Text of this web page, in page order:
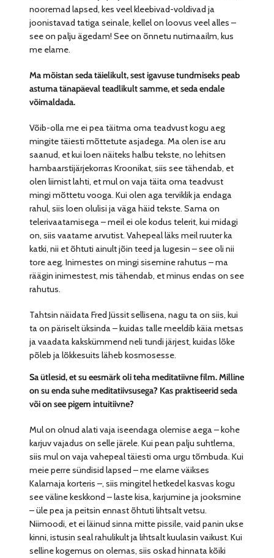
nooremad lapsed, kes veel kleebivad-voldivad ja
joonistavad tatiga seinale, kellel on loovus veel alles –
see on palju ägedam! See on õnnetu nutimaailm, kus
me elame.
Ma mõistan seda täielikult, sest igavuse tundmiseks peab
astuma tänapäeval teadlikult samme, et seda endale
võimaldada.
Võib-olla me ei pea täitma oma teadvust kogu aeg
mingite täiesti mõttetute asjadega. Ma olen ise aru
saanud, et kui loen näiteks halbu tekste, no lehitsen
hambaarstijärjekorras Kroonikat, siis see tähendab, et
olen liimist lahti, et mul on vaja täita oma teadvust
mingi mõttetu vooga. Kui olen aga terviklik ja endaga
rahul, siis loen olulisi ja väga häid tekste. Sama on
telerivaatamisega – meil ei ole kodus telerit, kui midagi
on, siis vaatame arvutist. Vahepeal läks meil ruuter ka
katki, nii et õhtuti ainult jõin teed ja lugesin – see oli nii
tore aeg. Inimestes on mingi sisemine rahutus – ma
räägin inimestest, mis tähendab, et minus endas on see
rahutus.
Tahtsin näidata Fred Jüssit sellisena, nagu ta on siis, kui
ta on päriselt üksinda – kuidas talle meeldib käia metsas
ja vaadata kakskümmend neli tundi järjest, kuidas lõke
põleb ja lõkkesuits läheb kosmosesse.
Sa ütlesid, et su eesmärk oli teha meditatiivne film. Milline
on su enda suhe meditatiivsusega? Kas praktiseerid seda
või on see pigem intuitiivne?
Mul on olnud alati vaja iseendaga olemise aega – kohe
karjuv vajadus on selle järele. Kui pean palju suhtlema,
siis mul on vaja vahepeal täiesti oma urgu tõmbuda. Kui
meie perre sündisid lapsed – me elame väikses
Kalamaja korteris –, siis mingitel hetkedel kasvas kogu
see väline keskkond – laste kisa, karjumine ja jooksmine
– üle pea ja peitsin ennast õhtuti lihtsalt vetsu.
Niimoodi, et ei läinud sinna mitte pissile, vaid panin ukse
kinni, istusin seal rahulikult ja lihtsalt kuulasin vaikust. Kui
selline kogemus on olemas, siis oskad hinnata kõiki